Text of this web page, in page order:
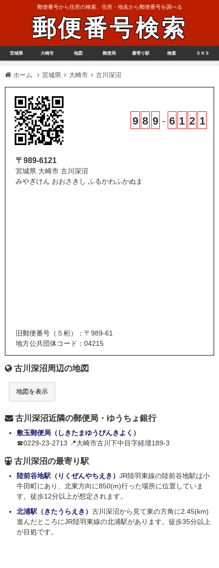
郵便番号から住所の検索、住所・地名から郵便番号を調べる
郵便番号検索
宮城県 大崎市 地図 郵便局 最寄り駅 検索 ＳＮＳ
ホーム 宮城県 大崎市 古川深沼
9 8 9 - 6 1 2 1
〒989-6121
宮城県 大崎市 古川深沼
みやぎけん おおさきし ふるかわふかぬま
旧郵便番号（５桁）：〒989-61
地方公共団体コード：04215
古川深沼周辺の地図
地図を表示
古川深沼近隣の郵便局・ゆうちょ銀行
敷玉郵便局（しきたまゆうびんきよく）
☎0229-23-2713 📍大崎市古川下中目字経壇189-3
古川深沼の最寄り駅
陸前谷地駅（りくぜんやちえき） JR陸羽東線の陸前谷地駅は小
牛田町にあり、北東方向に850(m)行った場所に位置していま
す。徒歩12分以上が想定されます。
北浦駅（きたうらえき） 古川深沼から見て東の方角に2.45(km)
進んだところにJR陸羽東線の北浦駅があります。徒歩35分以上
が目処です。